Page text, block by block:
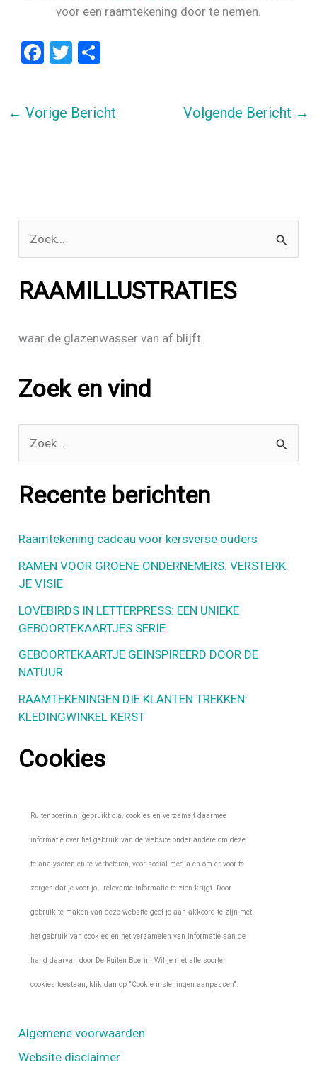
voor een raamtekening door te nemen.
F
b
T
er n
← Vorige Bericht Volgende Bericht →
o
e
k
a
r
:
RAAMILLUSTRATIES
waar de glazenwasser van af blijft
Zoek en vind
o
e
k
n
a
r
:
Recente berichten
Raamtekening cadeau voor kersverse ouders
RAMEN VOOR GROENE ONDERNEMERS: VERSTERK
JE VISIE
LOVEBIRDS IN LETTERPRESS: EEN UNIEKE
GEBOORTEKAARTJES SERIE
GEBOORTEKAARTJE GEÏNSPIREERD DOOR DE
NATUUR
RAAMTEKENINGEN DIE KLANTEN TREKKEN:
KLEDINGWINKEL KERST
Cookies
Ruitenboerin.nl gebruikt o.a. cookies en verzamelt daarmee
informatie over het gebruik van de website onder andere om deze
te analyseren en te verbeteren, voor social media en om er voor te
zorgen dat je voor jou relevante informatie te zien krijgt. Door
gebruik te maken van deze website geef je aan akkoord te zijn met
het gebruik van cookies en het verzamelen van informatie aan de
hand daarvan door De Ruiten Boerin. Wil je niet alle soorten
cookies toestaan, klik dan op "Cookie instellingen aanpassen".
Algemene voorwaarden
Website disclaimer